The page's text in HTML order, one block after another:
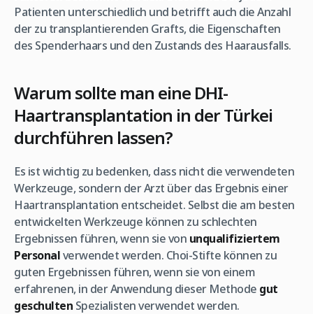
Patienten unterschiedlich und betrifft auch die Anzahl
der zu transplantierenden Grafts, die Eigenschaften
des Spenderhaars und den Zustands des Haarausfalls.
Warum sollte man eine DHI-
Haartransplantation in der Türkei
durchführen lassen?
Es ist wichtig zu bedenken, dass nicht die verwendeten
Werkzeuge, sondern der Arzt über das Ergebnis einer
Haartransplantation entscheidet. Selbst die am besten
entwickelten Werkzeuge können zu schlechten
Ergebnissen führen, wenn sie von unqualifiziertem
Personalverwendet werden. Choi-Stifte können zu
guten Ergebnissen führen, wenn sie von einem
erfahrenen, in der Anwendung dieser Methode gut
geschulten Spezialisten verwendet werden.